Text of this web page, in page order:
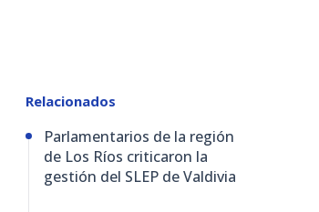
Relacionados
Parlamentarios de la región
de Los Ríos criticaron la
gestión del SLEP de Valdivia